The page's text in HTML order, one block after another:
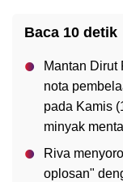
Baca 10 detik
Mantan Dirut
nota
pada Kamis
minyak
Riva
oplosan"